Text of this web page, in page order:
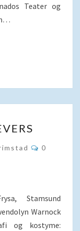
Teater og
0
Stamsund
Warnock
og kostyme: